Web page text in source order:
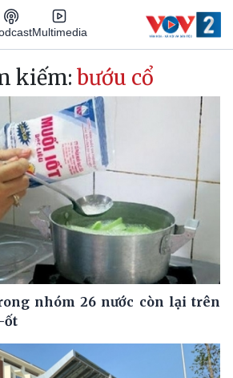
Multimedia
kiếm: bướu cổ
nhóm 26 nước còn lại trên
ốt